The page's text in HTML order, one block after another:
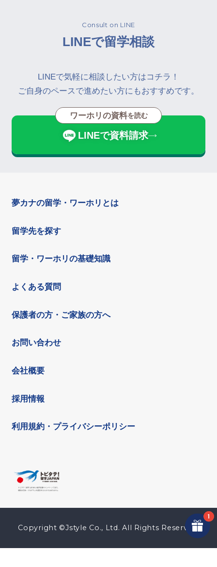
Consult on LINE
LINEで留学相談
LINEで気軽に相談したい方はコチラ！
ご自身のペースで進めたい方にもおすすめです。
ワーホリの資料を読む
LINEで資料請求
夢カナの留学・ワーホリとは
留学先を探す
留学・ワーホリの基礎知識
よくある質問
保護者の方・ご家族の方へ
お問い合わせ
会社概要
採用情報
利用規約・プライバシーポリシー
Copyright ©Jstyle Co., Ltd. All Rights Reserved.